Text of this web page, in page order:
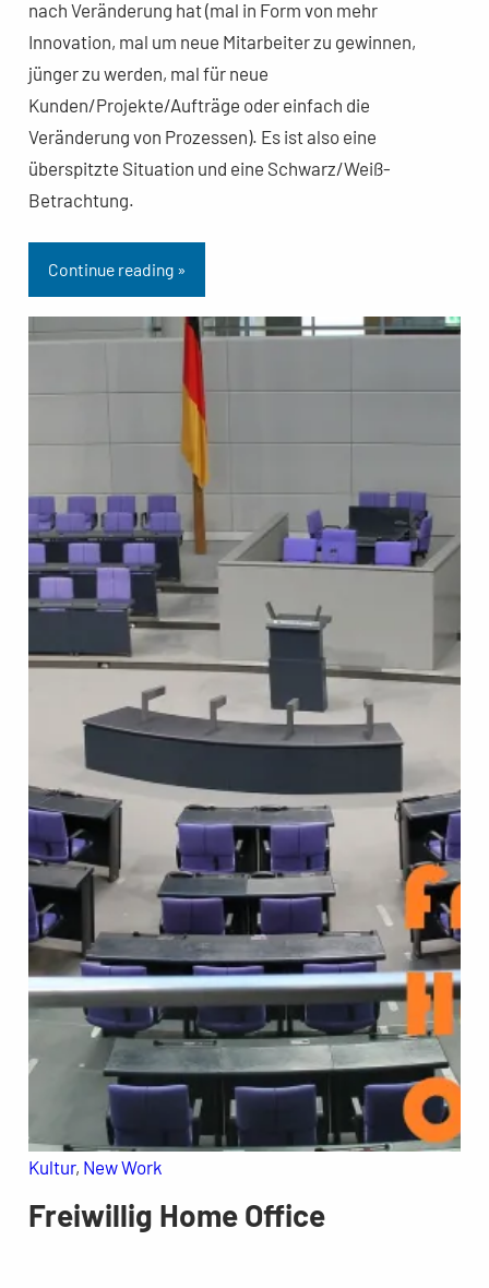
nach Veränderung hat (mal in Form von mehr
Innovation, mal um neue Mitarbeiter zu gewinnen,
jünger zu werden, mal für neue
Kunden/Projekte/Aufträge oder einfach die
Veränderung von Prozessen). Es ist also eine
überspitzte Situation und eine Schwarz/Weiß-
Betrachtung.
Continue reading »
Kultur, New Work
Freiwillig Home Office